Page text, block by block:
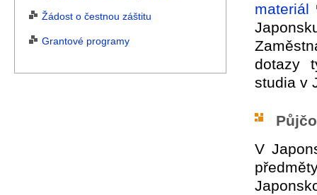
Žádost o čestnou záštitu
Grantové programy
materiál
dotazy
studia v
V